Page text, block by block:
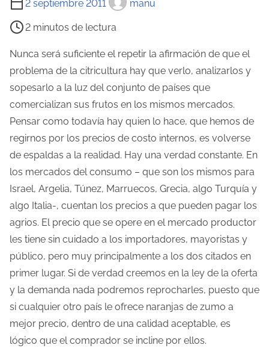
2 septiembre 2011 manu
e
m
p
o
d
e
l
e
c
t
u
r
a
d
e
l
a
e
n
2 minutos de lectura
Nunca será suficiente el repetir la afirmación de que el
problema de la citricultura hay que verlo, analizarlos y
sopesarlo a la luz del conjunto de países que
comercializan sus frutos en los mismos mercados.
Pensar como todavía hay quien lo hace, que hemos de
regirnos por los precios de costo internos, es volverse
de espaldas a la realidad. Hay una verdad constante. En
los mercados del consumo – que son los mismos para
Israel, Argelia, Túnez, Marruecos, Grecia, algo Turquía y
algo Italia-, cuentan los precios a que pueden pagar los
agrios. El precio que se opere en el mercado productor
les tiene sin cuidado a los importadores, mayoristas y
público, pero muy principalmente a los dos citados en
primer lugar. Si de verdad creemos en la ley de la oferta
y la demanda nada podremos reprocharles, puesto que
si cualquier otro país le ofrece naranjas de zumo a
mejor precio, dentro de una calidad aceptable, es
lógico que el comprador se incline por ellos.